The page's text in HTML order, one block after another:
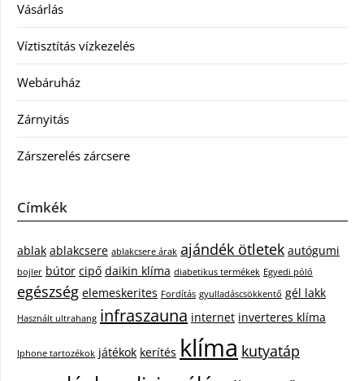
Vásárlás
Víztisztítás vízkezelés
Webáruház
Zárnyitás
Zárszerelés zárcsere
Címkék
ablak ablakcsere ablakcsere árak ajándék ötletek autógumi
bojler bútor cipő daikin klíma diabetikus termékek Egyedi póló
egészség elemeskerites Fordítás gyulladáscsökkentő gél lakk
Használt ultrahang infraszauna internet inverteres klíma
Iphone tartozékok játékok kerítés klíma kutyatáp